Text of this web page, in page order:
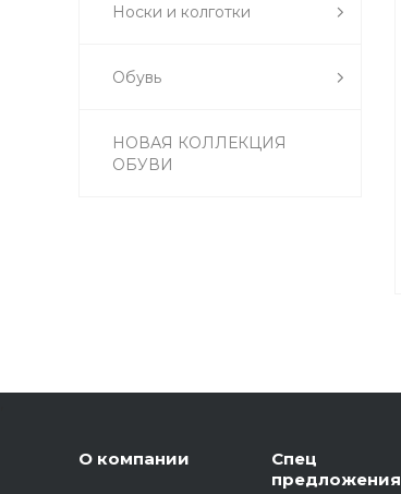
Носки и колготки
Обувь
НОВАЯ КОЛЛЕКЦИЯ
ОБУВИ
О компании
Спец
предложения